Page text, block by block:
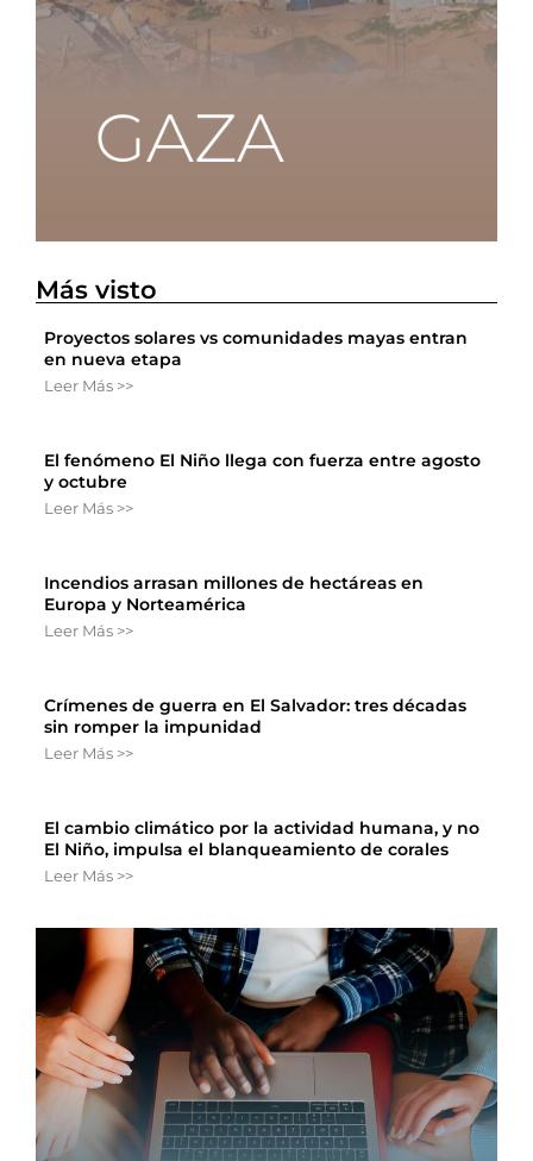
Más visto
Proyectos solares vs comunidades mayas entran
en nueva etapa
Leer Más >>
El fenómeno El Niño llega con fuerza entre agosto
y octubre
Leer Más >>
Incendios arrasan millones de hectáreas en
Europa y Norteamérica
Leer Más >>
Crímenes de guerra en El Salvador: tres décadas
sin romper la impunidad
Leer Más >>
El cambio climático por la actividad humana, y no
El Niño, impulsa el blanqueamiento de corales
Leer Más >>